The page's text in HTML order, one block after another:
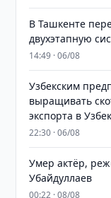
В Ташкенте
двухэтапную
14:49 · 06/08
Узбекским
выращивать
экспорта в
22:30 · 06/08
Умер актёр,
Убайдуллаев
00:22 · 08/08